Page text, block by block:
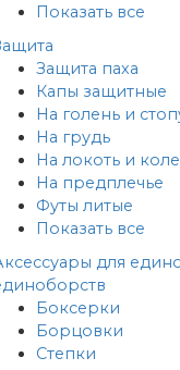
Показать все
Защита паха
Капы защитные
На голень и
На грудь
На локоть и
На предплечье
Футы литые
Показать все
для
Боксерки
Борцовки
Степки